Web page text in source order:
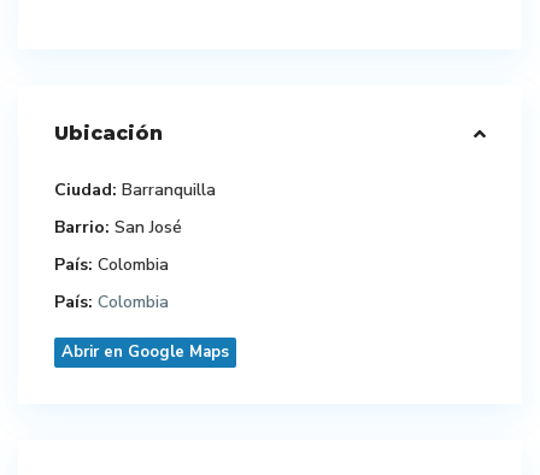
Ubicación
Ciudad: Barranquilla
Barrio: San José
País: Colombia
País: Colombia
Abrir en Google Maps